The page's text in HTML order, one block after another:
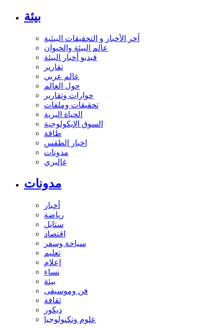
بيئة
آخر الأخبار و التحقيقات البيئية
عالم البيئة والحيوان
فيديو أخبار البيئة
تقارير
عالم عربي
حول العالم
حوارات وتقارير
تحقيقات وملفات
الحياة البرية
السوق الإيكولوجية
طاقة
اخبار الطقس
مدونات
غاليري
مدونات
أخبار
رياضة
ستايل
اقتصاد
سياحة وسفر
تعليم
إعلام
نساء
بيئة
فن وموسيقى
ثقافة
ديكور
علوم وتكنولوجيا